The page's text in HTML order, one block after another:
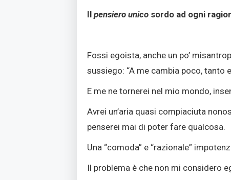
Ilpensiero unico sordo ad ogni
Fossi egoista, anche un po’
sussiego: “A me cambia poco, tanto
E me ne tornerei nel mio mondo,
Avrei un’aria quasi compiaciuta
penserei mai di poter fare qualcosa.
Una “comoda” e “razionale”
Il problema è che non mi considero